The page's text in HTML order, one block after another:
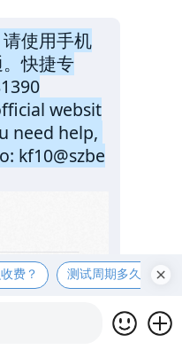
使用手机
快捷专
websit
need help,
kf10@szbe
费？ 测试周期多久？